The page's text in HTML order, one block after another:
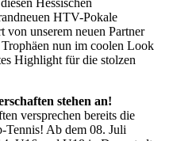
HTV-Pokale
unserem neuen Partner
nun im coolen Look
Highlight für die stolzen
stehen an!
versprechen bereits die
Tennis! Ab dem 08. Juli